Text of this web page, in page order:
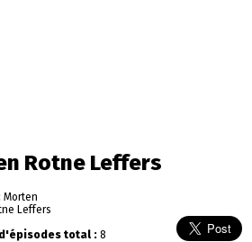
Rotne Leffers
Morten
Leffers
d'épisodes total : 8